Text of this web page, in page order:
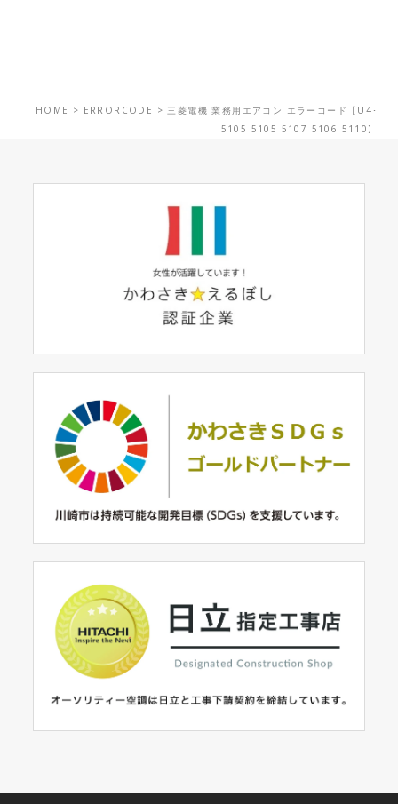
HOME > ERRORCODE > 三菱電機 業務用エアコン エラーコード【U4･
5105 5105 5107 5106 5110】